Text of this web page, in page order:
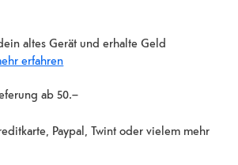
altes Gerät und erhalte Geld
erfahren
ab 50.–
Paypal, Twint oder vielem mehr